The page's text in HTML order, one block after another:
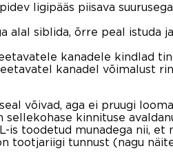
ligipääs piisava suurusega
alal siblida, õrre peal istuda
kanadele kindlad
kanadel võimalust
võivad, aga ei pruugi
kinnituse
is toodetud munadega nii, et
tootjariigi tunnust (nagu